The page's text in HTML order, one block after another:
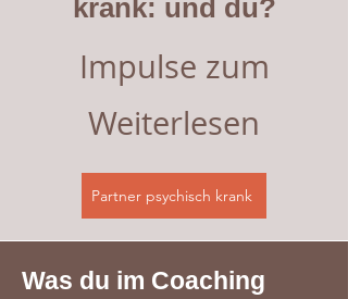
krank: und du?
Impulse zum
Weiterlesen
Partner psychisch krank
Was du im Coaching